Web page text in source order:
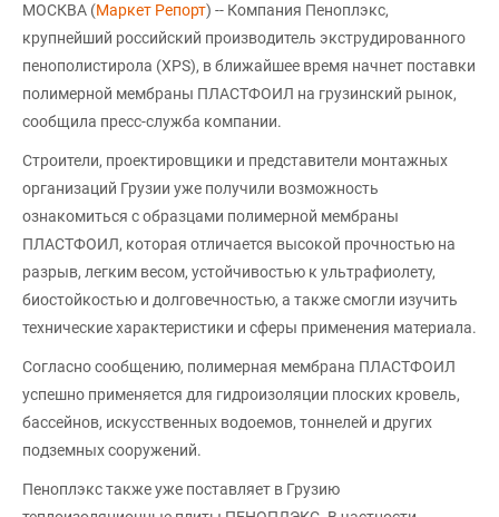
МОСКВА (Маркет Репорт) -- Компания Пеноплэкс,
крупнейший российский производитель экструдированного
пенополистирола (XPS), в ближайшее время начнет поставки
полимерной мембраны ПЛАСТФОИЛ на грузинский рынок,
сообщила пресс-служба компании.
Строители, проектировщики и представители монтажных
организаций Грузии уже получили возможность
ознакомиться с образцами полимерной мембраны
ПЛАСТФОИЛ, которая отличается высокой прочностью на
разрыв, легким весом, устойчивостью к ультрафиолету,
биостойкостью и долговечностью, а также смогли изучить
технические характеристики и сферы применения материала.
Согласно сообщению, полимерная мембрана ПЛАСТФОИЛ
успешно применяется для гидроизоляции плоских кровель,
бассейнов, искусственных водоемов, тоннелей и других
подземных сооружений.
Пеноплэкс также уже поставляет в Грузию